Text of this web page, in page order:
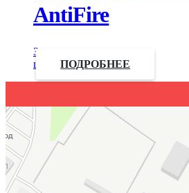
AntiFire
Запросить
цену
ПОДРОБНЕЕ